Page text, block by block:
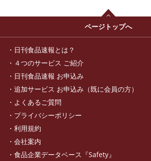
ページトップへ
日刊食品速報とは？
４つのサービス ご紹介
日刊食品速報 お申込み
追加サービス お申込み（既に会員の方）
よくあるご質問
プライバシーポリシー
利用規約
会社案内
食品企業データベース『Safety』